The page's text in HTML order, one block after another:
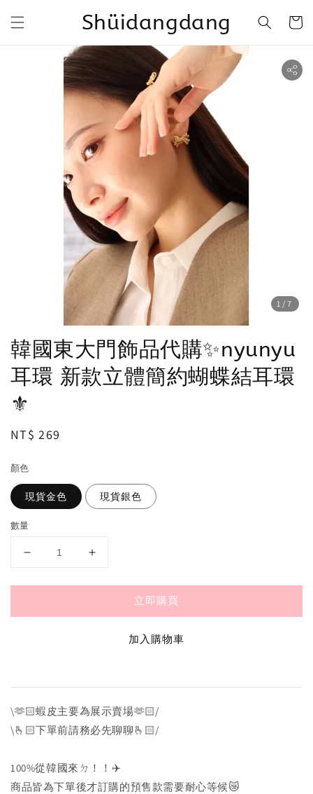
Shüidangdang
1 /7
韓國東大門飾品代購✨nyunyu
耳環 新款立體簡約蝴蝶結耳環
⚜️
Regular
NT$ 269
顏色
現貨金色 現貨銀色
數量
立即購買
加入購物車
\🫶🏻蝦皮主要為展示賣場🫶🏻/
\🫰🏻下單前請務必先聊聊🫰🏻/
100%從韓國來ㄉ！！✈️
商品皆為下單後才訂購的預售款需要耐心等候😿